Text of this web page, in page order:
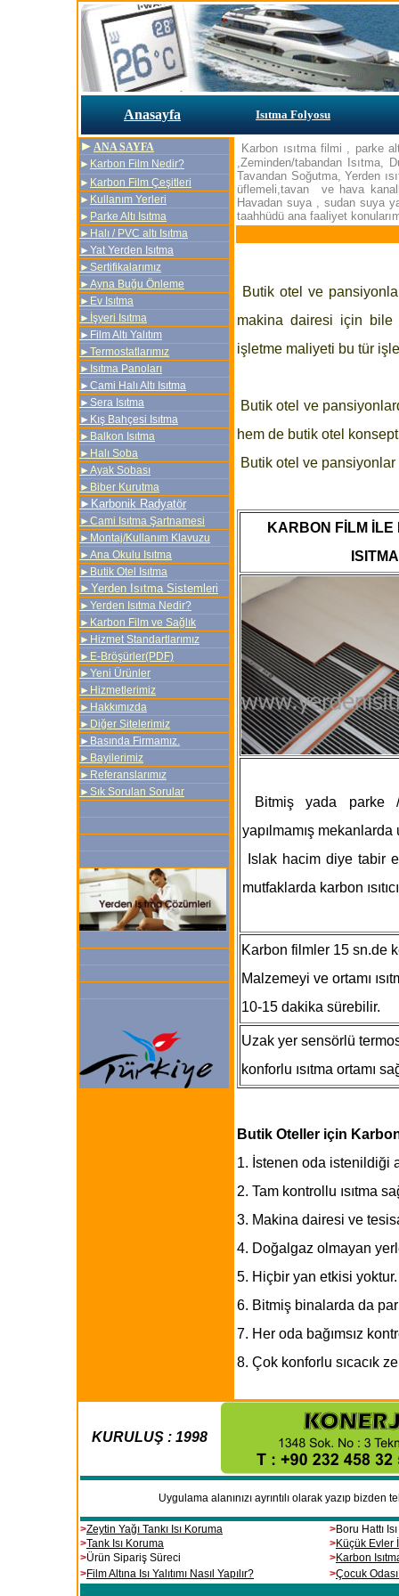
Anasayfa Isıtma Folyosu
► ANA SAYFA
► Karbon Film Nedir?
► Karbon Film Çeşitleri
► Kullanım Yerleri
► Parke Altı Isıtma
► Halı / PVC altı Isıtma
►Yat Yerden Isıtma
►Sertifikalarımız
►Ayna Buğu Önleme
►Ev Isıtma
►İşyeri Isıtma
►Film Altı Yalıtım
►Termostatlarımız
►Isıtma Panoları
►Cami Halı Altı Isıtma
► Sera Isıtma
► Kış Bahçesi Isıtma
►Balkon Isıtma
► Halı Soba
►Ayak Sobası
►Biber Kurutma
► Karbonik Radyatör
►Cami Isıtma Şartnamesi
►Montaj/Kullanım Klavuzu
►Ana Okulu Isıtma
► Butik Otel Isıtma
► Yerden Isıtma Sistemleri
► Yerden Isıtma Nedir?
►Karbon Film ve Sağlık
► Hizmet Standartlarımız
► E-Bröşürler(PDF)
► Yeni Ürünler
► Hizmetlerimiz
► Hakkımızda
► Diğer Sitelerimiz
►Basında Firmamız.
► Bayilerimiz
► Referanslarımız
► Sık Sorulan Sorular
Karbon ısıtma filmi , parke
,Zeminden/tabandan Isıtma,
Tavandan Soğutma, Yerden
üflemeli,tavan ve hava
Havadan suya , sudan suya
taahhüdü ana faaliyet
Butik otel ve
makina dairesi için bile
işletme maliyeti bu tür
Butik otel ve
hem de butik otel
Butik otel ve
KARBON FİLM İLE
ISITMA
Bitmiş yada parke
yapılmamış mekanlarda
Islak hacim diye tabir
mutfaklarda karbon
Karbon filmler 15 sn.de
Malzemeyi ve ortamı
10-15 dakika sürebilir.
Uzak yer sensörlü
konforlu ısıtma ortamı
Butik Oteller için Karbon
1. İstenen oda istenildiği
2. Tam kontrollu ısıtma
3. Makina dairesi ve
4. Doğalgaz olmayan
5. Hiçbir yan etkisi
6. Bitmiş binalarda da
7. Her oda bağımsız
8. Çok konforlu sıcacık
KURULUŞ : 1998
.
Uygulama alanınızı ayrıntılı olarak yazıp bizden
.
>Zeytin Yağı Tankı Isı Koruma >Boru Hattı
>Tank Isı Koruma >Küçük Evler
>Ürün Sipariş Süreci >Karbon
>Film Altına Isı Yalıtımı Nasıl Yapılır? >Çocuk